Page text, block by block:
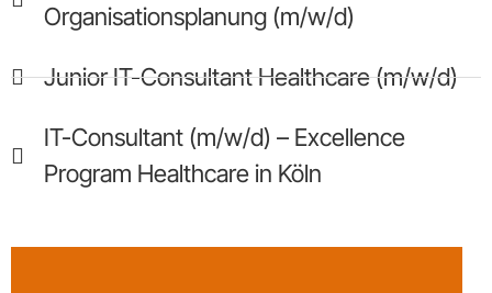
Organisationsplanung (m/w/d)
Junior IT-Consultant Healthcare (m/w/d)
IT-Consultant (m/w/d) – Excellence
Program Healthcare in Köln